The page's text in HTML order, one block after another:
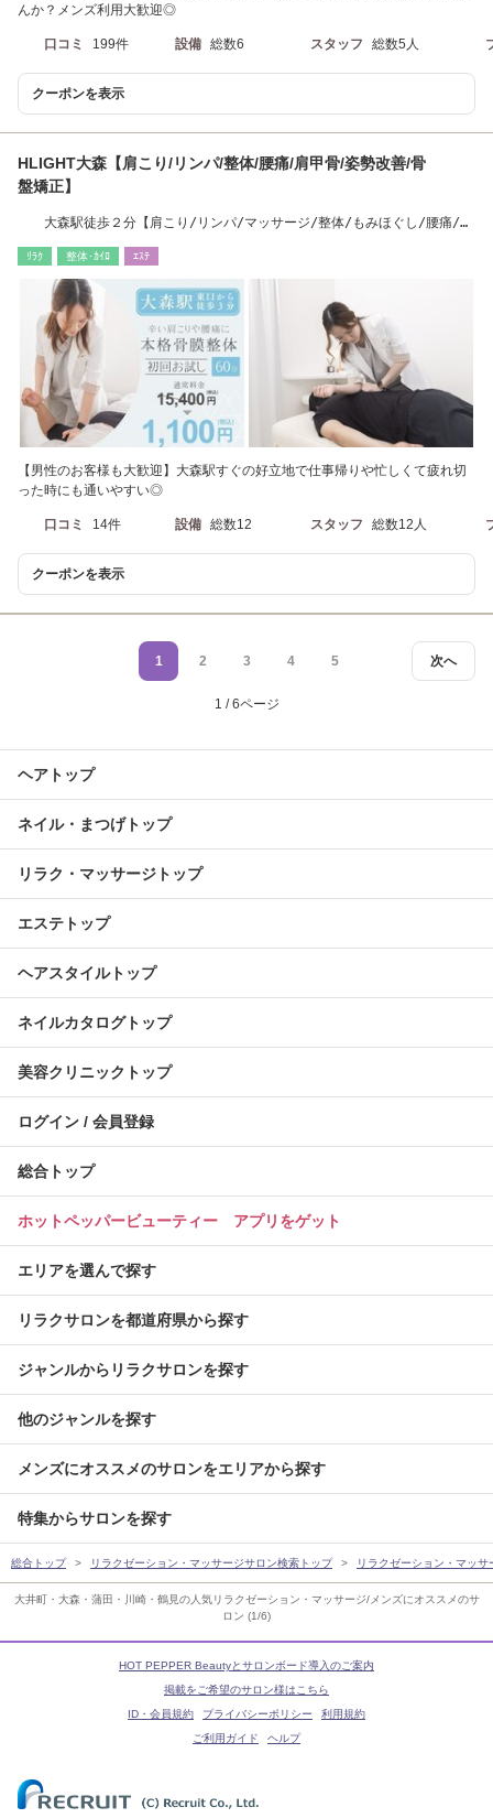
大井町・大森・蒲田・川崎・鶴見の人気リラクゼーション・マッサージ/メンズにオススメのサ
ロン (1/6)
んか？メンズ利用大歓迎◎
口コミ 199件 設備 総数6 スタッフ 総数5人
クーポンを表示
HLIGHT大森【肩こり/リンパ/整体/腰痛/肩甲骨/姿勢改善/骨
盤矯正】
大森駅徒歩２分【肩こり/リンパ/マッサージ/整体/もみほぐし/腰痛/肩
ﾘﾗｸ 整体･ｶｲﾛ ｴｽﾃ
【男性のお客様も大歓迎】大森駅すぐの好立地で仕事帰りや忙しくて疲れ切
った時にも通いやすい◎
口コミ 14件 設備 総数12 スタッフ 総数12人
クーポンを表示
次へ
1 2 3 4 5
1 / 6ページ
ヘアトップ
ネイル・まつげトップ
リラク・マッサージトップ
エステトップ
ヘアスタイルトップ
ネイルカタログトップ
美容クリニックトップ
ログイン / 会員登録
総合トップ
ホットペッパービューティー アプリをゲット
エリアを選んで探す
リラクサロンを都道府県から探す
ジャンルからリラクサロンを探す
他のジャンルを探す
メンズにオススメのサロンをエリアから探す
特集からサロンを探す
総合トップ リラクゼーション・マッサージサロン検索トップ リラクゼーション・マッ
HOT PEPPER Beautyとサロンボード導入のご案内
掲載をご希望のサロン様はこちら
ID・会員規約
プライバシーポリシー
利用規約
ご利用ガイド
ヘルプ